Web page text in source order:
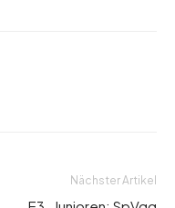
Nächster Artikel